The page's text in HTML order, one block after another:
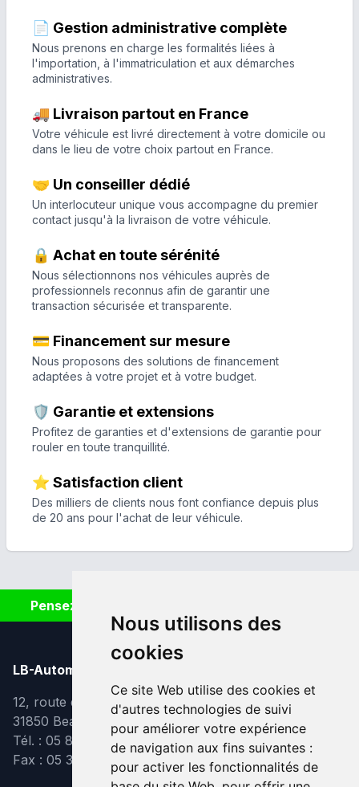
Nous utilisons des
cookies
Ce site Web utilise des cookies et
d'autres technologies de suivi
pour améliorer votre expérience
de navigation aux fins suivantes :
pour activer les fonctionnalités de
📄 Gestion administrative complète
Nous prenons en charge les formalités liées à
l'importation, à l'immatriculation et aux démarches
administratives.
🚚 Livraison partout en France
Votre véhicule est livré directement à votre domicile ou
dans le lieu de votre choix partout en France.
🤝 Un conseiller dédié
Un interlocuteur unique vous accompagne du premier
contact jusqu'à la livraison de votre véhicule.
🔒 Achat en toute sérénité
Nous sélectionnons nos véhicules auprès de
professionnels reconnus afin de garantir une
transaction sécurisée et transparente.
💳 Financement sur mesure
Nous proposons des solutions de financement
adaptées à votre projet et à votre budget.
🛡️ Garantie et extensions
Profitez de garanties et d'extensions de garantie pour
rouler en toute tranquillité.
⭐ Satisfaction client
Des milliers de clients nous font confiance depuis plus
de 20 ans pour l'achat de leur véhicule.
Pensez à covoiturer #SeDéplacerMoinsPolluer
LB-Automobiles.com
12, route de Lavaur
31850 Beaupuy
Tél. : 05 82 95 39 40
Fax : 05 31 08 10 91